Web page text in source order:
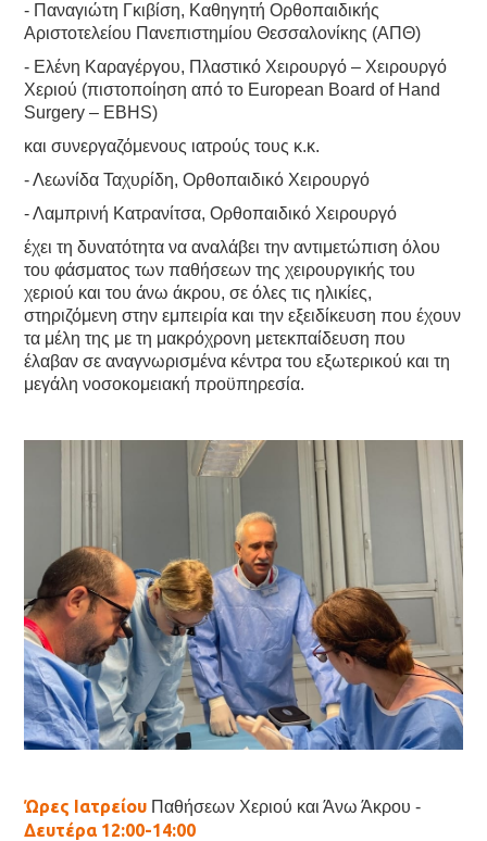
- Παναγιώτη Γκιβίση, Καθηγητή Ορθοπαιδικής
Αριστοτελείου Πανεπιστημίου Θεσσαλονίκης (ΑΠΘ)
- Ελένη Καραγέργου, Πλαστικό Χειρουργό – Χειρουργό
Χεριού (πιστοποίηση από το European Board of Hand
Surgery – EBHS)
και συνεργαζόμενους ιατρούς τους κ.κ.
- Λεωνίδα Ταχυρίδη, Ορθοπαιδικό Χειρουργό
- Λαμπρινή Κατρανίτσα, Ορθοπαιδικό Χειρουργό
έχει τη δυνατότητα να αναλάβει την αντιμετώπιση όλου
του φάσματος των παθήσεων της χειρουργικής του
χεριού και του άνω άκρου, σε όλες τις ηλικίες,
στηριζόμενη στην εμπειρία και την εξειδίκευση που έχουν
τα μέλη της με τη μακρόχρονη μετεκπαίδευση που
έλαβαν σε αναγνωρισμένα κέντρα του εξωτερικού και τη
μεγάλη νοσοκομειακή προϋπηρεσία.
Ώρες Ιατρείου Παθήσεων Χεριού και Άνω Άκρου -
Δευτέρα 12:00-14:00